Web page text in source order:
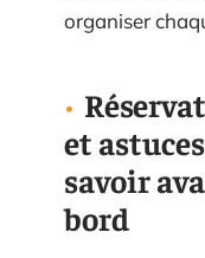
organiser
et
savoir
bord